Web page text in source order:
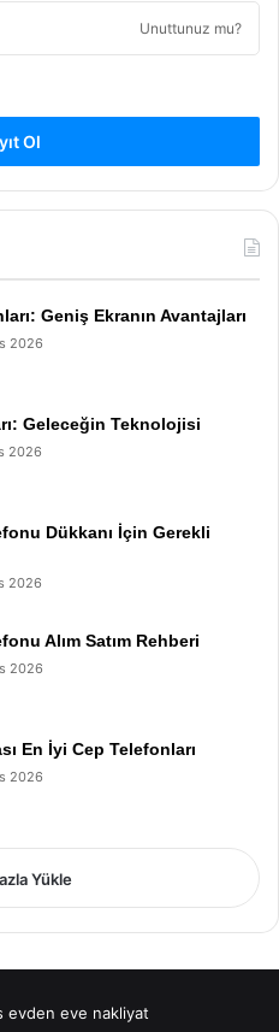
Unuttunuz mu?
Ol
Geniş Ekranın Avantajları
2026
Geleceğin Teknolojisi
2026
Dükkanı İçin Gerekli
2026
Alım Satım Rehberi
2026
En İyi Cep Telefonları
2026
Yükle
evden eve nakliyat